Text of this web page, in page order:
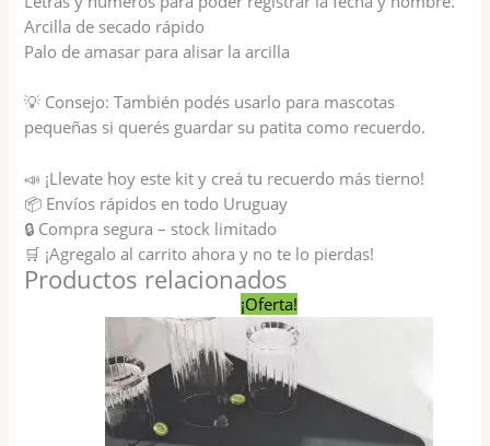
Arcilla de secado rápido
Palo de amasar para alisar la arcilla
💡 Consejo: También podés usarlo para mascotas
pequeñas si querés guardar su patita como recuerdo.
📣 ¡Llevate hoy este kit y creá tu recuerdo más tierno!
📦 Envíos rápidos en todo Uruguay
🔒 Compra segura – stock limitado
🛒 ¡Agregalo al carrito ahora y no te lo pierdas!
Productos relacionados
¡Oferta!
precio
original
era:
$ 390,00.
El
precio
actual
es:
$ 315,00.